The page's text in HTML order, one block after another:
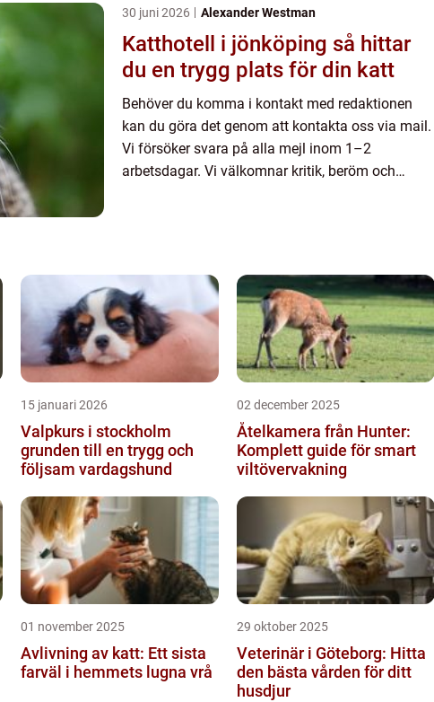
30 juni 2026 Alexander Westman
Katthotell i jönköping så hittar
du en trygg plats för din katt
Behöver du komma i kontakt med redaktionen
kan du göra det genom att kontakta oss via mail.
Vi försöker svara på alla mejl inom 1–2
arbetsdagar. Vi välkomnar kritik, beröm och
15 januari 2026
Valpkurs i stockholm
grunden till en trygg och
följsam vardagshund
02 december 2025
Åtelkamera från Hunter:
Komplett guide för smart
viltövervakning
01 november 2025
Avlivning av katt: Ett sista
farväl i hemmets lugna vrå
29 oktober 2025
Veterinär i Göteborg: Hitta
den bästa vården för ditt
husdjur